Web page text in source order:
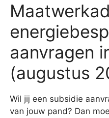
aanvragen
(augustus
Wil jij een subsidie
van jouw pand? Dan